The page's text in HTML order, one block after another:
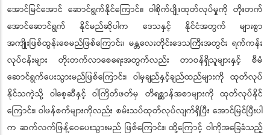
အောင်မြင်အောင် ဆောင်ရွက်နိုင်ကြောင်း၊ ဝါစိုက်ပျိုးထုတ်လုပ်မှုကို တိုးတက်
အောင်ဆောင်ရွက် နိုင်မည်ဆိုပါက ဒေသနှင့် နိုင်ငံအတွက် များစွာ
အကျိုးဖြစ်ထွန်းစေမည်ဖြစ်ကြောင်း၊ မန္တလေးတိုင်းဒေသကြီးအတွင်း ရက်ကန်း
လုပ်ငန်းများ တိုးတက်လာစေရေးအတွက်လည်း တာဝန်ရှိသူများနှင့် စီမံ
ဆောင်ရွက်ပေးသွားမည်ဖြစ်ကြောင်း၊ ဝါမှချည်နှင့်ချည်ထည်များကို ထုတ်လုပ်
နိုင်သကဲ့သို့ ဝါစေ့ဆီနှင့် ဝါကြိတ်ဖတ်မှ တိရစ္ဆာန်အစာများကို ထုတ်လုပ်နိုင်
ကြောင်း၊ ဝါဖန်စက်များကိုလည်း စမ်းသပ်ထုတ်လုပ်လျက်ရှိပြီး အောင်မြင်ပြီးပါ
က ဆက်လက်ဖြန့်ဝေပေးသွားမည် ဖြစ်ကြောင်း၊ ထို့ကြောင့် ဝါကိုအခြေခံသည့်